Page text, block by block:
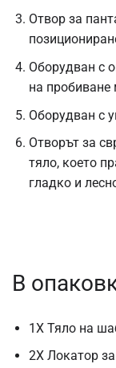
Отвор за
Оборудван с
на
Оборудван с
Отворът за
тяло, което
гладко и
В
1X Тяло на
2X Локатор